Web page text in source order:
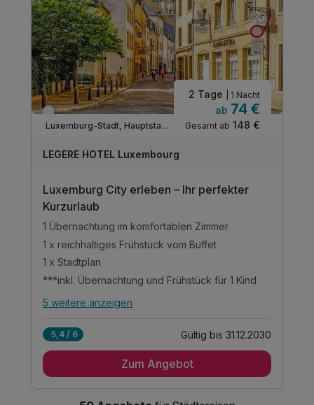
Immer verfügbar
Luxemburg-Stadt, Hauptstadt Luxemburg
2 Tage | 1 Nacht
ab 74 €
Gesamt ab 148 €
LEGERE HOTEL Luxembourg
Luxemburg City erleben – Ihr perfekter
Kurzurlaub
1 Übernachtung im komfortablen Zimmer
1 x reichhaltiges Frühstück vom Buffet
1 x Stadtplan
***inkl. Übernachtung und Frühstück für 1 Kind
Alle Inklusivleistungen
1 x reichhaltiges Frühstück vom Buffet
***inkl. Übernachtung und Frühstück für 1 Kind
5 weitere anzeigen
5,4 / 6 Gültig bis 31.12.2030
Zum Angebot